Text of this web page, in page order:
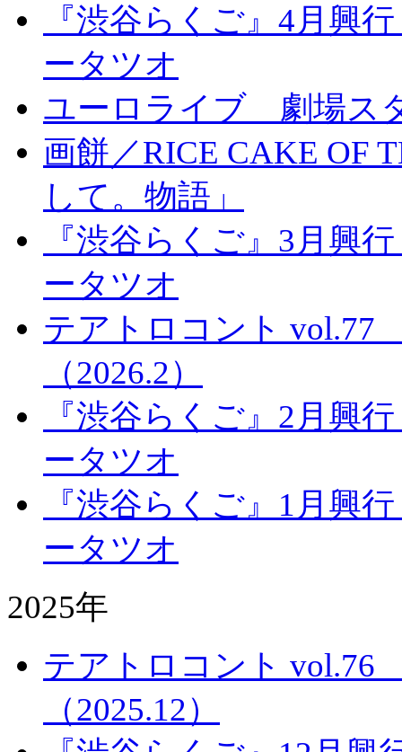
『渋谷らくご』4月興
ータツオ
ユーロライブ 劇場ス
画餅／RICE CAKE OF
して。物語」
『渋谷らくご』3月興
ータツオ
テアトロコント
（2026.2）
『渋谷らくご』2月興
ータツオ
『渋谷らくご』1月興
ータツオ
2025年
テアトロコント
（2025.12）